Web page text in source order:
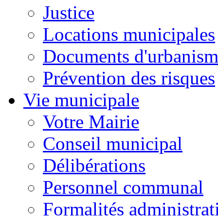
Justice
Locations municipales
Documents
Prévention des risques
Vie municipale
Votre Mairie
Conseil municipal
Délibérations
Personnel communal
Formalités